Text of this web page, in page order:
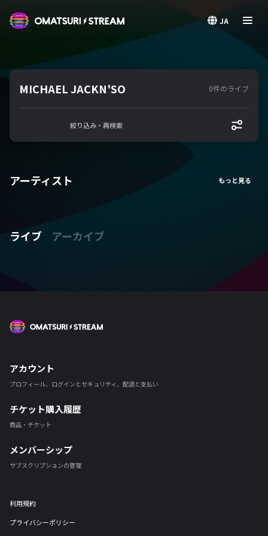
JA
MICHAEL JACKN'SO 0件のライブ
絞り込み・再検索
アーティスト
ライブ アーカイブ
アカウント
プロフィール、ログインとセキュリティ、配送と支払い
チケット購入履歴
商品・チケット
メンバーシップ
サブスクリプションの管理
利用規約
プライバシーポリシー